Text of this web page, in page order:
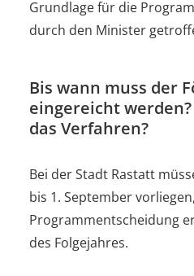
Grundlage für die
durch den Minister
Bis wann muss der
eingereicht
das Verfahren?
Bei der Stadt Rastatt
bis 1. September
Programmentscheidung
des Folgejahres.